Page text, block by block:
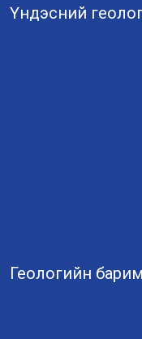
Үндэсний
Геологийн